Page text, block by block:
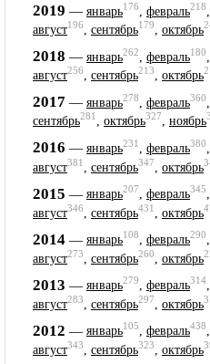
2019 — январь176 февраль218
август196, сентябрь179, октябрь
2018 — январь262 февраль180
август256, сентябрь213, октябрь
2017 — январь278 февраль360
сентябрь281, октябрь327, ноябрь
2016 — январь231 февраль380
август381 сентябрь347 октябрь
2015 — январь207, февраль345
август346 сентябрь431 октябрь
2014 — январь108, февраль290
август273 сентябрь260 октябрь
2013 — январь279, февраль314
август283 сентябрь297 октябрь
2012 — январь105, февраль438
август343, сентябрь323, октябрь